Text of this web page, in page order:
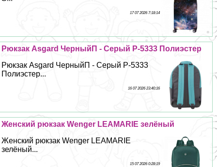
17 07 2026 7:18:14
Рюкзак Asgard ЧерныйП - Серый Р-5333 Полиэстер
Рюкзак Asgard ЧерныйП - Серый Р-5333
Полиэстер...
16 07 2026 23:40:16
Женский рюкзак Wenger LEAMARIE зелёный
Женский рюкзак Wenger LEAMARIE
зелёный...
15 07 2026 0:28:19